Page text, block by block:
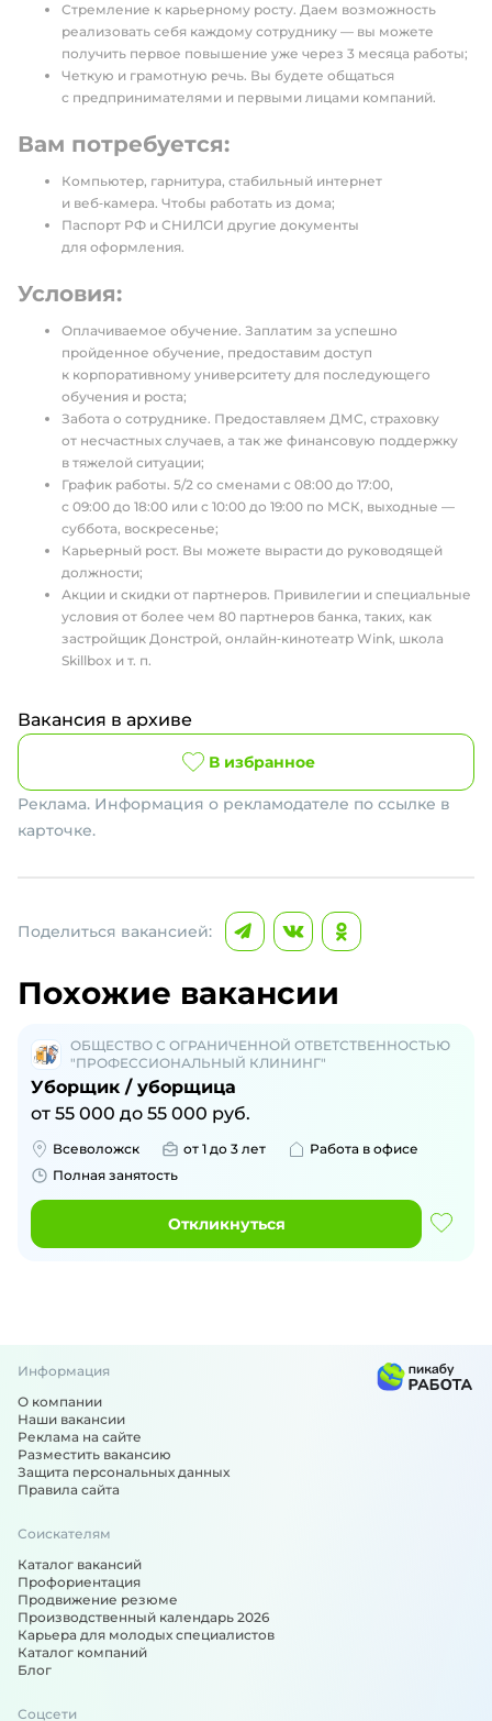
Стремление к карьерному росту. Даем возможность
реализовать себя каждому сотруднику — вы можете
получить первое повышение уже через 3 месяца работы;
Четкую и грамотную речь. Вы будете общаться
с предпринимателями и первыми лицами компаний.
Вам потребуется:
Компьютер, гарнитура, стабильный интернет
и веб‑камера. Чтобы работать из дома;
Паспорт РФ и СНИЛСИ другие документы
для оформления.
Условия:
Оплачиваемое обучение. Заплатим за успешно
пройденное обучение, предоставим доступ
к корпоративному университету для последующего
обучения и роста;
Забота о сотруднике. Предоставляем ДМС, страховку
от несчастных случаев, а так же финансовую поддержку
в тяжелой ситуации;
График работы. 5/2 со сменами с 08:00 до 17:00,
с 09:00 до 18:00 или с 10:00 до 19:00 по МСК, выходные —
суббота, воскресенье;
Карьерный рост. Вы можете вырасти до руководящей
должности;
Акции и скидки от партнеров. Привилегии и специальные
условия от более чем 80 партнеров банка, таких, как
застройщик Донстрой, онлайн‑кинотеатр Wink, школа
Skillbox и т. п.
Вакансия в архиве
В избранное
Реклама. Информация о рекламодателе по ссылке в
карточке.
Поделиться вакансией:
Похожие вакансии
ОБЩЕСТВО С ОГРАНИЧЕННОЙ ОТВЕТСТВЕННОСТЬЮ
"ПРОФЕССИОНАЛЬНЫЙ КЛИНИНГ"
Уборщик / уборщица
от 55 000 до 55 000 руб.
Всеволожск от 1 до 3 лет
Работа в офисе
Полная занятость
Откликнуться
Информация
О компании
Наши вакансии
Реклама на сайте
Разместить вакансию
Защита персональных данных
Правила сайта
Соискателям
Каталог вакансий
Профориентация
Продвижение резюме
Производственный календарь 2026
Карьера для молодых специалистов
Каталог компаний
Блог
Соцсети